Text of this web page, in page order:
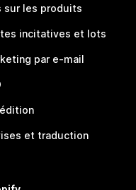
sur les produits
incitatives et lots
par e-mail
et traduction